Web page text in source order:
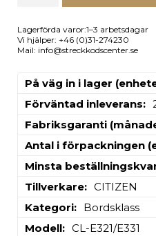
Lagerförda varor:1–3 arbetsdagar
Vi hjälper: +46 (0)31-274230
Mail: info@streckkodscenter.se
På väg in i lager
Förväntad inleverans
Fabriksgaranti
Antal i förpackningen
Minsta
Tillverkare
CITIZEN
Kategori
Bordsklass
Modell
CL-E321/E331